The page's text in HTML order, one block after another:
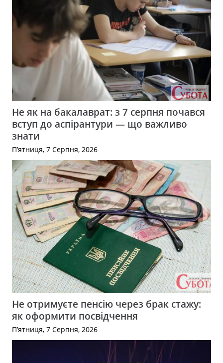
Не як на бакалаврат: з 7 серпня почався
вступ до аспірантури — що важливо
знати
П’ятниця, 7 Серпня, 2026
Не отримуєте пенсію через брак стажу:
як оформити посвідчення
П’ятниця, 7 Серпня, 2026